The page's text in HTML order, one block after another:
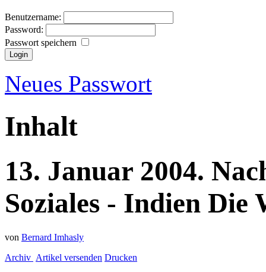
Benutzername:
Password:
Passwort speichern
Neues Passwort
Inhalt
13. Januar 2004.
Soziales - Indien Die
von Bernard Imhasly
Archiv Artikel versenden Drucken